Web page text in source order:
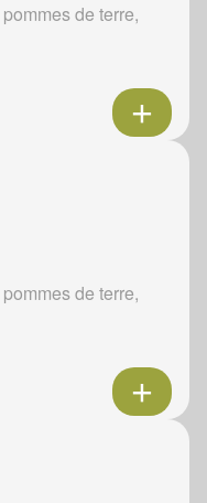
de terre,
de terre,